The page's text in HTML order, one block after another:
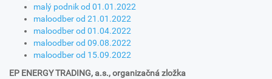
malý podnik od 01.01.2022
maloodber od 21.01.2022
maloodber od 01.04.2022
maloodber od 09.08.2022
maloodber od 15.09.2022
EP ENERGY TRADING, a.s., organizačná zložka